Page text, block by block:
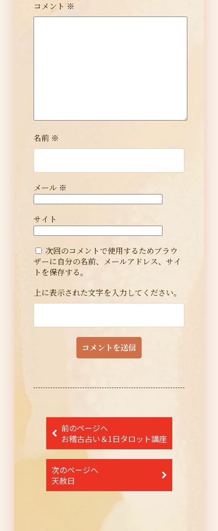
コメント※
名前 ※
メール ※
サイト
次回のコメントで使用するためブラウ
ザーに自分の名前、メールアドレス、サイ
トを保存する。
上に表示された文字を入力してください。
稿
ナ
ゲ
ー
前のページへ
お稽古占い＆1日タロット講座
次のページへ
天赦日